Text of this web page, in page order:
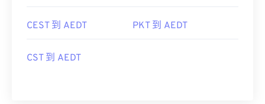
CEST 到 AEDT PKT 到 AEDT
CST 到 AEDT